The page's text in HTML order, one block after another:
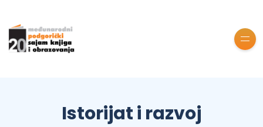
Istorijat i razvoj